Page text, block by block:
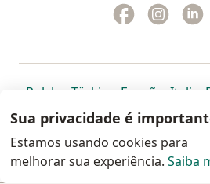
Facebook
abre num
abre
Polska abre num novo
Türkiye abre num novo
España abre
Italia
Portugal abre num novo
, México abre num
, abre
Brasil
Colombia
www.doctoralia.com.br ©
Sua privacidade é
Estamos usando cookies para
melhorar sua experiência. Saiba